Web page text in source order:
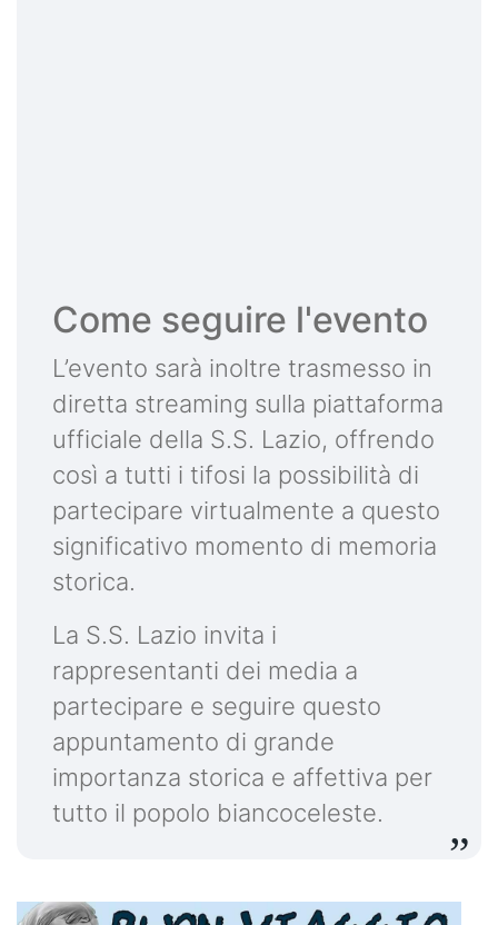
Come seguire l'evento
L’evento sarà inoltre trasmesso in
diretta streaming sulla piattaforma
ufficiale della S.S. Lazio, offrendo
così a tutti i tifosi la possibilità di
partecipare virtualmente a questo
significativo momento di memoria
storica.
La S.S. Lazio invita i
rappresentanti dei media a
partecipare e seguire questo
appuntamento di grande
importanza storica e affettiva per
tutto il popolo biancoceleste.